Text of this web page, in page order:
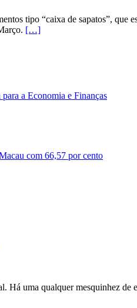
tipo “caixa de sapatos”,
[…]
a Economia e Finanças
com 66,57 por cento
Há uma qualquer mesquinhez